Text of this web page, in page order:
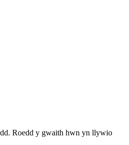
Roedd y gwaith hwn yn llywio